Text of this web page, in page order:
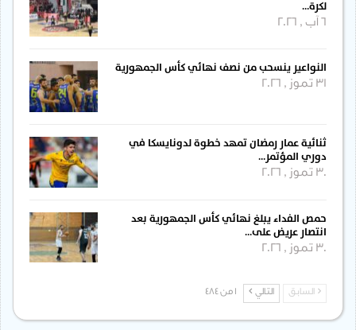
لكرة…
النواعير ينسحب من نصف نهائي كأس الجمهورية
31 تموز , 2026
ثنائية عمار رمضان تمهد خطوة لدونايسكا في
دوري المؤتمر…
30 تموز , 2026
حمص الفداء يبلغ نهائي كأس الجمهورية بعد
انتصار عريض على…
30 تموز , 2026
السابق التالي